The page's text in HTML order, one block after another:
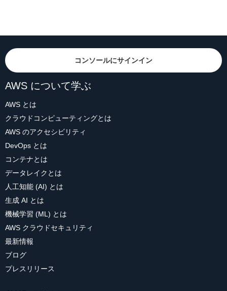
コンソールにサインイン
AWS について学ぶ
AWS とは
クラウドコンピューティングとは
AWS のアクセシビリティ
DevOps とは
コンテナとは
データレイクとは
人工知能 (AI) とは
生成 AI とは
機械学習 (ML) とは
AWS クラウドセキュリティ
最新情報
ブログ
プレスリリース